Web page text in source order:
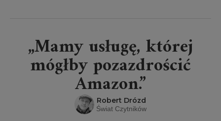
„Mamy usługę, której
mógłby pozazdrościć
Amazon.”
Robert Drózd
Świat Czytników